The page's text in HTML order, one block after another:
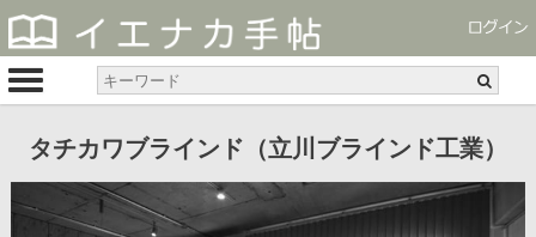
タチカワブラインド（立川ブラインド工業）